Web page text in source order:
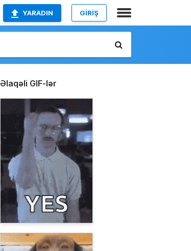
YARADIN GİRİŞ
Əlaqəli GIF-lər